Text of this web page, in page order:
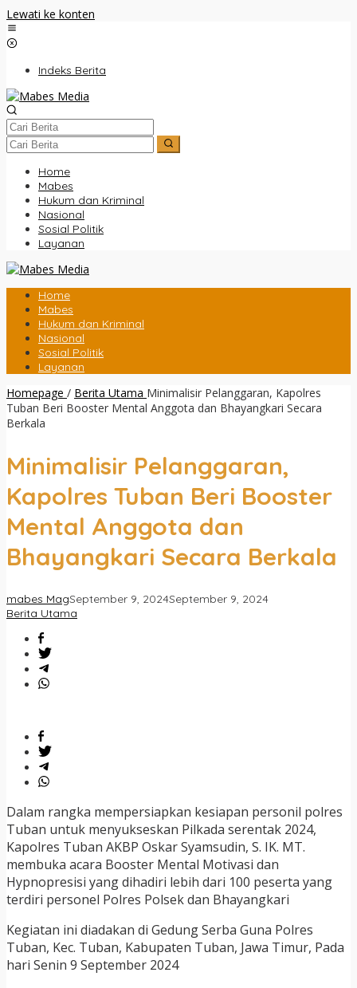
Lewati ke konten
Indeks Berita
Home
Mabes
Hukum dan Kriminal
Nasional
Sosial Politik
Layanan
Home
Mabes
Hukum dan Kriminal
Nasional
Sosial Politik
Layanan
Homepage / Berita Utama Minimalisir Pelanggaran, Kapolres
Tuban Beri Booster Mental Anggota dan Bhayangkari Secara
Berkala
Minimalisir Pelanggaran,
Kapolres Tuban Beri Booster
Mental Anggota dan
Bhayangkari Secara Berkala
mabes MagSeptember 9, 2024September 9, 2024
Berita Utama
Dalam rangka mempersiapkan kesiapan personil polres
Tuban untuk menyukseskan Pilkada serentak 2024,
Kapolres Tuban AKBP Oskar Syamsudin, S. IK. MT.
membuka acara Booster Mental Motivasi dan
Hypnopresisi yang dihadiri lebih dari 100 peserta yang
terdiri personel Polres Polsek dan Bhayangkari
Kegiatan ini diadakan di Gedung Serba Guna Polres
Tuban, Kec. Tuban, Kabupaten Tuban, Jawa Timur, Pada
hari Senin 9 September 2024